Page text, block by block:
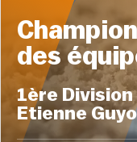
des
1ère
Etienne